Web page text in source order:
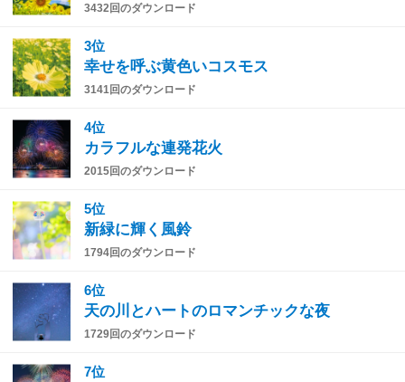
3432回のダウンロード
3位
幸せを呼ぶ黄色いコスモス
3141回のダウンロード
4位
カラフルな連発花火
2015回のダウンロード
5位
新緑に輝く風鈴
1794回のダウンロード
6位
天の川とハートのロマンチックな夜
1729回のダウンロード
7位